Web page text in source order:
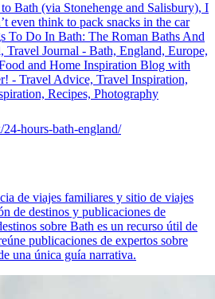
Bath (via Stonehenge and Salisbury), I
even think to pack snacks in the car
To Do In Bath: The Roman Baths And
Journal - Bath, England, Europe,
and Home Inspiration Blog with
- Travel Advice, Travel Inspiration,
Recipes, Photography
hours-bath-england/
de viajes familiares y sitio de viajes
de destinos y publicaciones de
sobre Bath es un recurso útil de
publicaciones de expertos sobre
una única guía narrativa.